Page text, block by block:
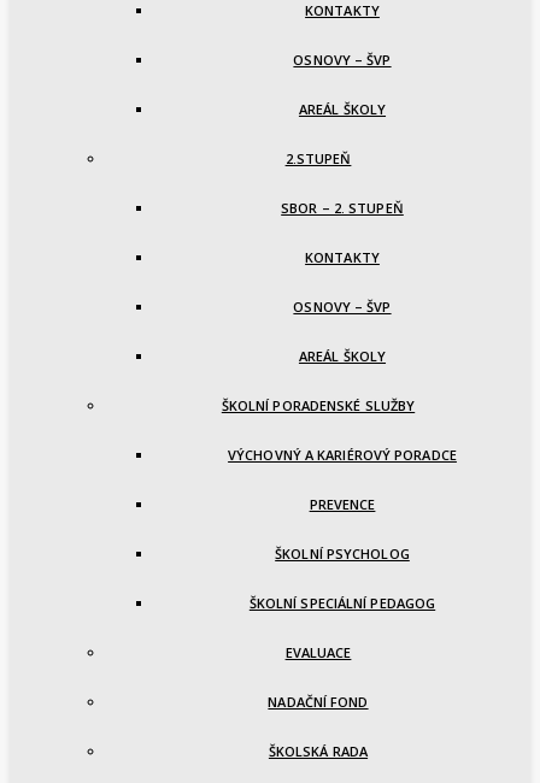
KONTAKTY
OSNOVY – ŠVP
AREÁL ŠKOLY
2.STUPEŇ
SBOR – 2. STUPEŇ
KONTAKTY
OSNOVY – ŠVP
AREÁL ŠKOLY
ŠKOLNÍ PORADENSKÉ SLUŽBY
VÝCHOVNÝ A KARIÉROVÝ PORADCE
PREVENCE
ŠKOLNÍ PSYCHOLOG
ŠKOLNÍ SPECIÁLNÍ PEDAGOG
EVALUACE
NADAČNÍ FOND
ŠKOLSKÁ RADA